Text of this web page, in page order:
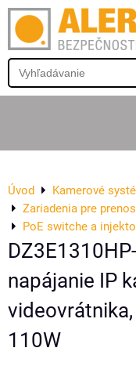
Úvod
Kamerové
Zariadenia pre
PoE switche a
napájanie IP
videovrátnika,
110W